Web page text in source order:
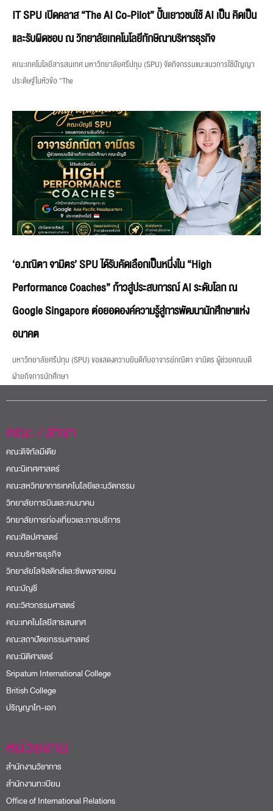
IT SPU เปิดคลาส “The AI Co-Pilot” ปั้นเยาวชนใช้ AI เป็น คิดเป็น
และรับผิดชอบ ณ วิทยาลัยเทคโนโลยีทักษิณาบริหารธุรกิจ
คณะเทคโนโลยีสารสนเทศ มหาวิทยาลัยศรีปทุม (SPU) จัดกิจกรรมแนะแนวการใช้ปัญญา
ประดิษฐ์ในหัวข้อ “The
‘อ.ภณิตา จามิตร’ SPU ได้รับคัดเลือกเป็นหนึ่งใน “High
Performance Coaches” ก้าวสู่ประสบการณ์ AI ระดับโลก ณ
Google Singapore ต่อยอดองค์ความรู้สู่การพัฒนานักศึกษาแห่ง
อนาคต
มหาวิทยาลัยศรีปทุม (SPU) ขอแสดงความยินดีกับอาจารย์ภณิตา จามิตร ผู้ช่วยคณบดี
ฝ่ายกิจการนักศึกษา
คณะ / สาขา
คณะดิจิทัลมีเดีย
คณะนิเทศศาสตร์
คณะสหวิทยาการเทคโนโลยีและนวัตกรรม
วิทยาลัยการบินและคมนาคม
วิทยาลัยการท่องเที่ยวและการบริการ
คณะศิลปศาสตร์
คณะบริหารธุรกิจ
วิทยาลัยโลจิสติกส์และซัพพลายเชน
คณะบัญชี
คณะวิศวกรรมศาสตร์
คณะเทคโนโลยีสารสนเทศ
คณะสถาปัตยกรรมศาสตร์
คณะนิติศาสตร์
Sripatum International College
British College
ปริญญาโท-เอก
หน่วยงาน
สำนักงานวิชาการ
สำนักงานทะเบียน
Office of International Relations